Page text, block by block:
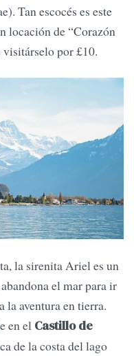
Tan escocés es este
locación de “Corazón
por £10.
la sirenita Ariel es un
el mar para ir
la aventura en tierra.
en el Castillo de
de la costa del lago